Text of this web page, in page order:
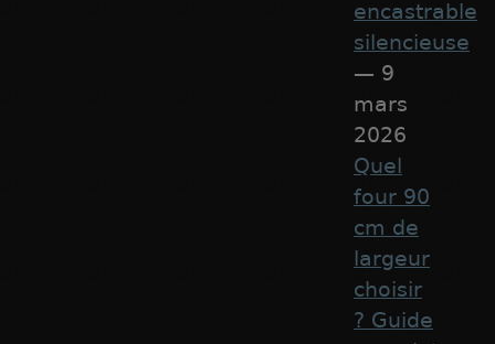
encastrable
silencieuse
— 9
mars
2026
Quel
four 90
cm de
largeur
choisir
? Guide